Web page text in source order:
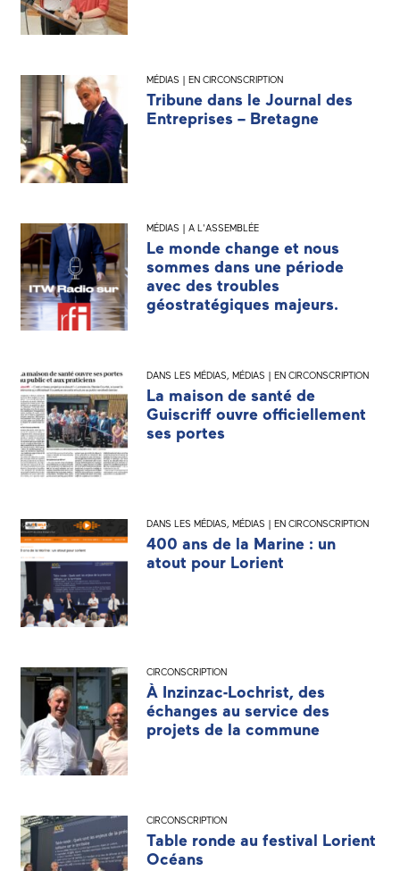
MÉDIAS | EN CIRCONSCRIPTION
Tribune dans le Journal des
Entreprises – Bretagne
MÉDIAS | A L'ASSEMBLÉE
Le monde change et nous
sommes dans une période
avec des troubles
géostratégiques majeurs.
DANS LES MÉDIAS, MÉDIAS | EN CIRCONSCRIPTION
La maison de santé de
Guiscriff ouvre officiellement
ses portes
DANS LES MÉDIAS, MÉDIAS | EN CIRCONSCRIPTION
400 ans de la Marine : un
atout pour Lorient
CIRCONSCRIPTION
À Inzinzac-Lochrist, des
échanges au service des
projets de la commune
CIRCONSCRIPTION
Table ronde au festival Lorient
Océans